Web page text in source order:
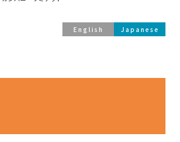
English Japanese